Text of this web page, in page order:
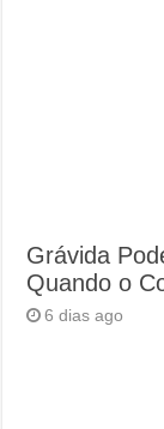
Grávida
Quando o
6 dias ago